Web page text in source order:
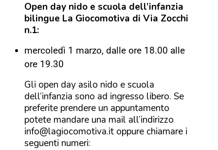
Open day nido e scuola dell’infanzia
bilingue La Giocomotiva di Via Zocchi
n.1:
mercoledì 1 marzo, dalle ore 18.00 alle
ore 19.30
Gli open day asilo nido e scuola
dell’infanzia sono ad ingresso libero. Se
preferite prendere un appuntamento
potete mandare una mail all’indirizzo
info@lagiocomotiva.it oppure chiamare i
seguenti numeri: